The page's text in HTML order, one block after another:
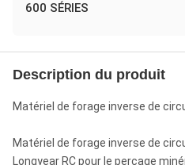
600 SÉRIES
Description du produit
Matériel de forage inverse de
Matériel de forage inverse de
Longyear RC pour le perçage